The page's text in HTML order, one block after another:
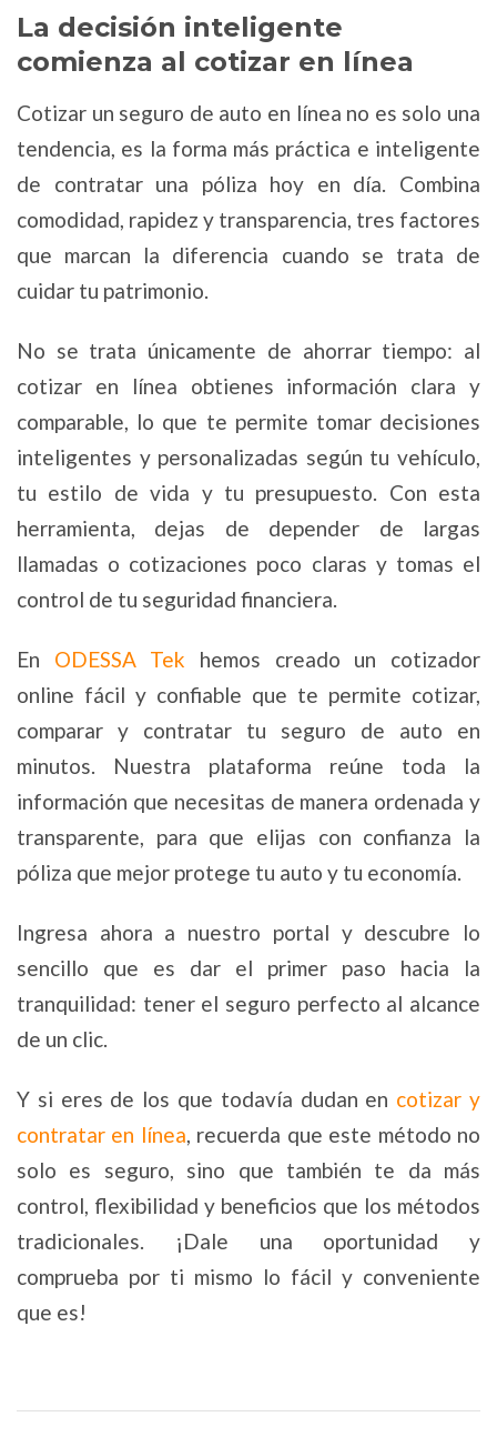
La decisión inteligente
comienza al cotizar en línea
Cotizar un seguro de auto en línea no es solo una
tendencia, es la forma más práctica e inteligente
de contratar una póliza hoy en día. Combina
comodidad, rapidez y transparencia, tres factores
que marcan la diferencia cuando se trata de
cuidar tu patrimonio.
No se trata únicamente de ahorrar tiempo: al
cotizar en línea obtienes información clara y
comparable, lo que te permite tomar decisiones
inteligentes y personalizadas según tu vehículo,
tu estilo de vida y tu presupuesto. Con esta
herramienta, dejas de depender de largas
llamadas o cotizaciones poco claras y tomas el
control de tu seguridad financiera.
En ODESSA Tek hemos creado un cotizador
online fácil y confiable que te permite cotizar,
comparar y contratar tu seguro de auto en
minutos. Nuestra plataforma reúne toda la
información que necesitas de manera ordenada y
transparente, para que elijas con confianza la
póliza que mejor protege tu auto y tu economía.
Ingresa ahora a nuestro portal y descubre lo
sencillo que es dar el primer paso hacia la
tranquilidad: tener el seguro perfecto al alcance
de un clic.
Y si eres de los que todavía dudan en cotizar y
contratar en línea, recuerda que este método no
solo es seguro, sino que también te da más
control, flexibilidad y beneficios que los métodos
tradicionales. ¡Dale una oportunidad y
comprueba por ti mismo lo fácil y conveniente
que es!